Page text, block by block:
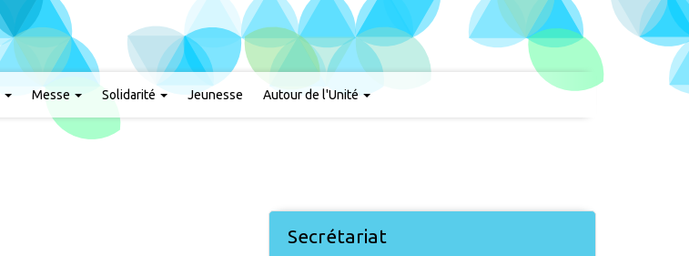
Messe Solidarité Jeunesse Autour de l'Unité
Secrétariat